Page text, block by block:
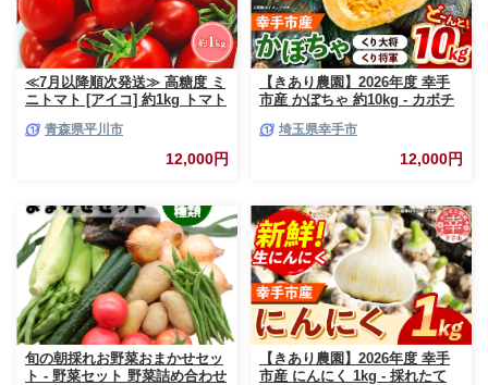
≪7月以降順次発送≫ 高糖度 ミ
ニトマト [アイコ] 約1kg トマト
やさい 減農薬 お取り寄せ 青森
県 平川市 平川 【hi-0016-003】
青森県平川市
12,000円
【きあり農園】2026年度 幸手
市産 かぼちゃ 約10kg - カボチ
直送 野菜 ベジタブル 美味しい
おいしい 緑黄色野菜 大容量 国
産 おすすめ 送料無料 埼玉県 幸
埼玉県幸手市
12,000円
旬の朝採れお野菜おまかせセッ
ト - 野菜セット 野菜詰め合わせ
【きあり農園】2026年度 幸手
市産 にんにく 1kg - 採れたて